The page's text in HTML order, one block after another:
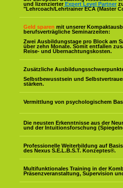
und lizenzierter Expert Level Partner
"Lehrcoach/Lehrtrainer ECA (Master
Geld sparen mit unserer
berufsverträgliche Seminarzeiten:
Zwei Ausbildungstage pro Block am
über zehn Monate. Somit entfallen
Reise- und Übernachtungskosten.
Zusätzliche
Selbstbewusstsein und
stärken.
Vermittlung von psychologischem
Die neusten Erkenntnisse aus der
und der Intuitionsforschung
Professionelle Weiterbildung auf Basis
des Nexus S.E.L.B.S.T. Konzeptes®.
Multifunktionales Training in der
Präsenzveranstaltung, Supervision